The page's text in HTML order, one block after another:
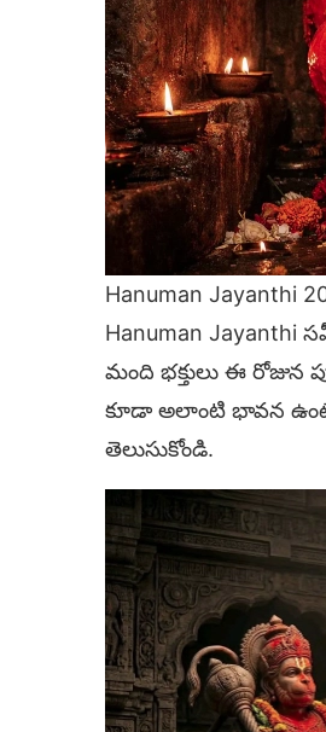
Hanuman Jayanthi
Hanuman
మంది భక్తులు ఈ
కూడా అలాంటి భావన
తెలుసుకోండి.